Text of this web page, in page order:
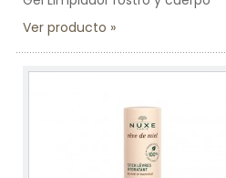
Ver producto